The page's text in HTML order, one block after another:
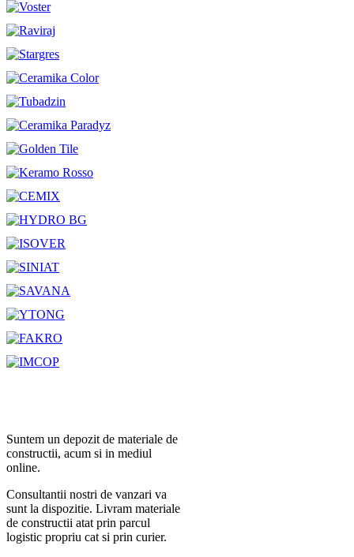
Suntem un depozit de materiale de
constructii, acum si in mediul
online.
Consultantii nostri de vanzari va
sunt la dispozitie. Livram materiale
de constructii atat prin parcul
logistic propriu cat si prin curier.